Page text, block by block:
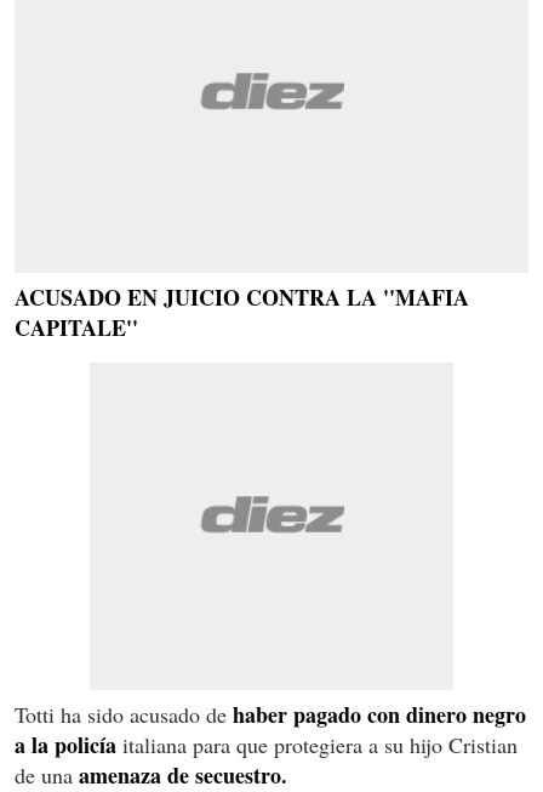
ACUSADO EN JUICIO CONTRA LA ''MAFIA
CAPITALE''
Totti ha sido acusado de haber pagado con dinero negro
a la policía italiana para que protegiera a su hijo Cristian
de una amenaza de secuestro.